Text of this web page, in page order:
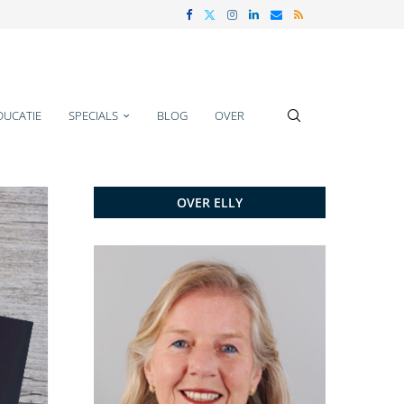
SPECIALS BLOG OVER
OVER ELLY